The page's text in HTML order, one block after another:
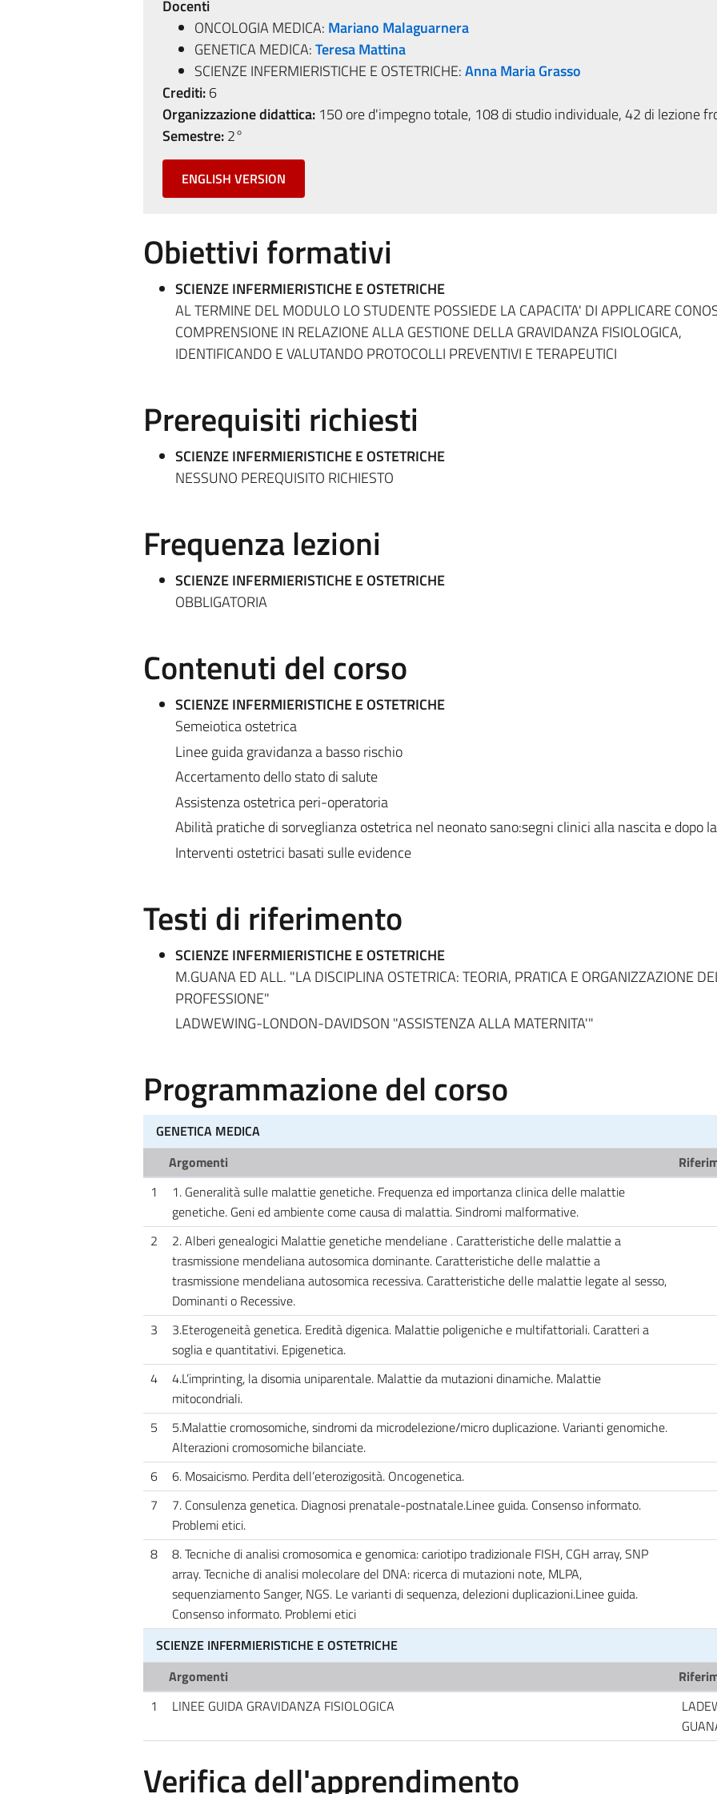
Docenti
ONCOLOGIA MEDICA: Mariano Malaguarnera
GENETICA MEDICA:Teresa Mattina
SCIENZE INFERMIERISTICHE E OSTETRICHE:Anna Maria Grasso
Crediti:6
Organizzazione didattica:150 ore d'impegno totale, 108 di studio individuale, 42 di lezione
Semestre:2°
ENGLISH VERSION
Obiettivi formativi
SCIENZE INFERMIERISTICHE E OSTETRICHE
AL TERMINE DEL MODULO LO STUDENTE POSSIEDE LA CAPACITA' DI APPLICARE
COMPRENSIONE IN RELAZIONE ALLA GESTIONE DELLA GRAVIDANZA FISIOLOGICA,
IDENTIFICANDO E VALUTANDO PROTOCOLLI PREVENTIVI E TERAPEUTICI
Prerequisiti richiesti
SCIENZE INFERMIERISTICHE E OSTETRICHE
NESSUNO PEREQUISITO RICHIESTO
Frequenza lezioni
SCIENZE INFERMIERISTICHE E OSTETRICHE
OBBLIGATORIA
Contenuti del corso
SCIENZE INFERMIERISTICHE E OSTETRICHE
Semeiotica ostetrica
Linee guida gravidanza a basso rischio
Accertamento dello stato di salute
Assistenza ostetrica peri-operatoria
Abilità pratiche di sorveglianza ostetrica nel neonato sano:segni clinici alla nascita e dopo
Interventi ostetrici basati sulle evidence
Testi di riferimento
SCIENZE INFERMIERISTICHE E OSTETRICHE
M.GUANA ED ALL. "LA DISCIPLINA OSTETRICA: TEORIA, PRATICA E ORGANIZZAZIONE
PROFESSIONE"
LADWEWING-LONDON-DAVIDSON "ASSISTENZA ALLA MATERNITA'"
Programmazione del corso
GENETICA MEDICA
Argomenti
1
1. Generalità sulle malattie genetiche. Frequenza ed importanza clinica delle malattie
genetiche. Geni ed ambiente come causa di malattia. Sindromi malformative.
2
2. Alberi genealogici Malattie genetiche mendeliane . Caratteristiche delle malattie a
trasmissione mendeliana autosomica dominante. Caratteristiche delle malattie a
trasmissione mendeliana autosomica recessiva. Caratteristiche delle malattie legate al sesso,
Dominanti o Recessive.
3
3.Eterogeneità genetica. Eredità digenica. Malattie poligeniche e multifattoriali. Caratteri a
soglia e quantitativi. Epigenetica.
4
4.L’imprinting, la disomia uniparentale. Malattie da mutazioni dinamiche. Malattie
mitocondriali.
5
5.Malattie cromosomiche, sindromi da microdelezione/micro duplicazione. Varianti genomiche.
Alterazioni cromosomiche bilanciate.
6
6. Mosaicismo. Perdita dell’eterozigosità. Oncogenetica.
7
7. Consulenza genetica. Diagnosi prenatale-postnatale.Linee guida. Consenso informato.
Problemi etici.
8
8. Tecniche di analisi cromosomica e genomica: cariotipo tradizionale FISH, CGH array, SNP
array. Tecniche di analisi molecolare del DNA: ricerca di mutazioni note, MLPA,
sequenziamento Sanger, NGS. Le varianti di sequenza, delezioni duplicazioni.Linee guida.
Consenso informato. Problemi etici
SCIENZE INFERMIERISTICHE E OSTETRICHE
Argomenti
1
LINEE GUIDA GRAVIDANZA FISIOLOGICA
Verifica dell'apprendimento